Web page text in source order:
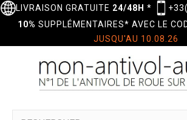
LIVRAISON GRATUITE 24/48H *
10% SUPPLÉMENTAIRES* AVEC LE
JUSQU'AU 10.08.26